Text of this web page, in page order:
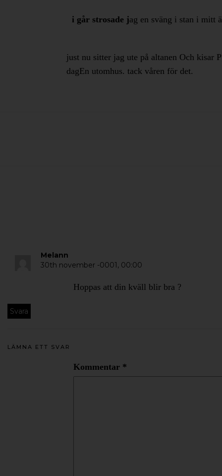
i går strosade jag en sväng i stan i mitt
just nu sitter jag ute på altanen Och kisar
dagEn utomhus. tack våren för det.
Melann
30th november -0001, 00:00
Hoppas att din kväll blir bra ?
Svara
LÄMNA ETT SVAR
Kommentar *